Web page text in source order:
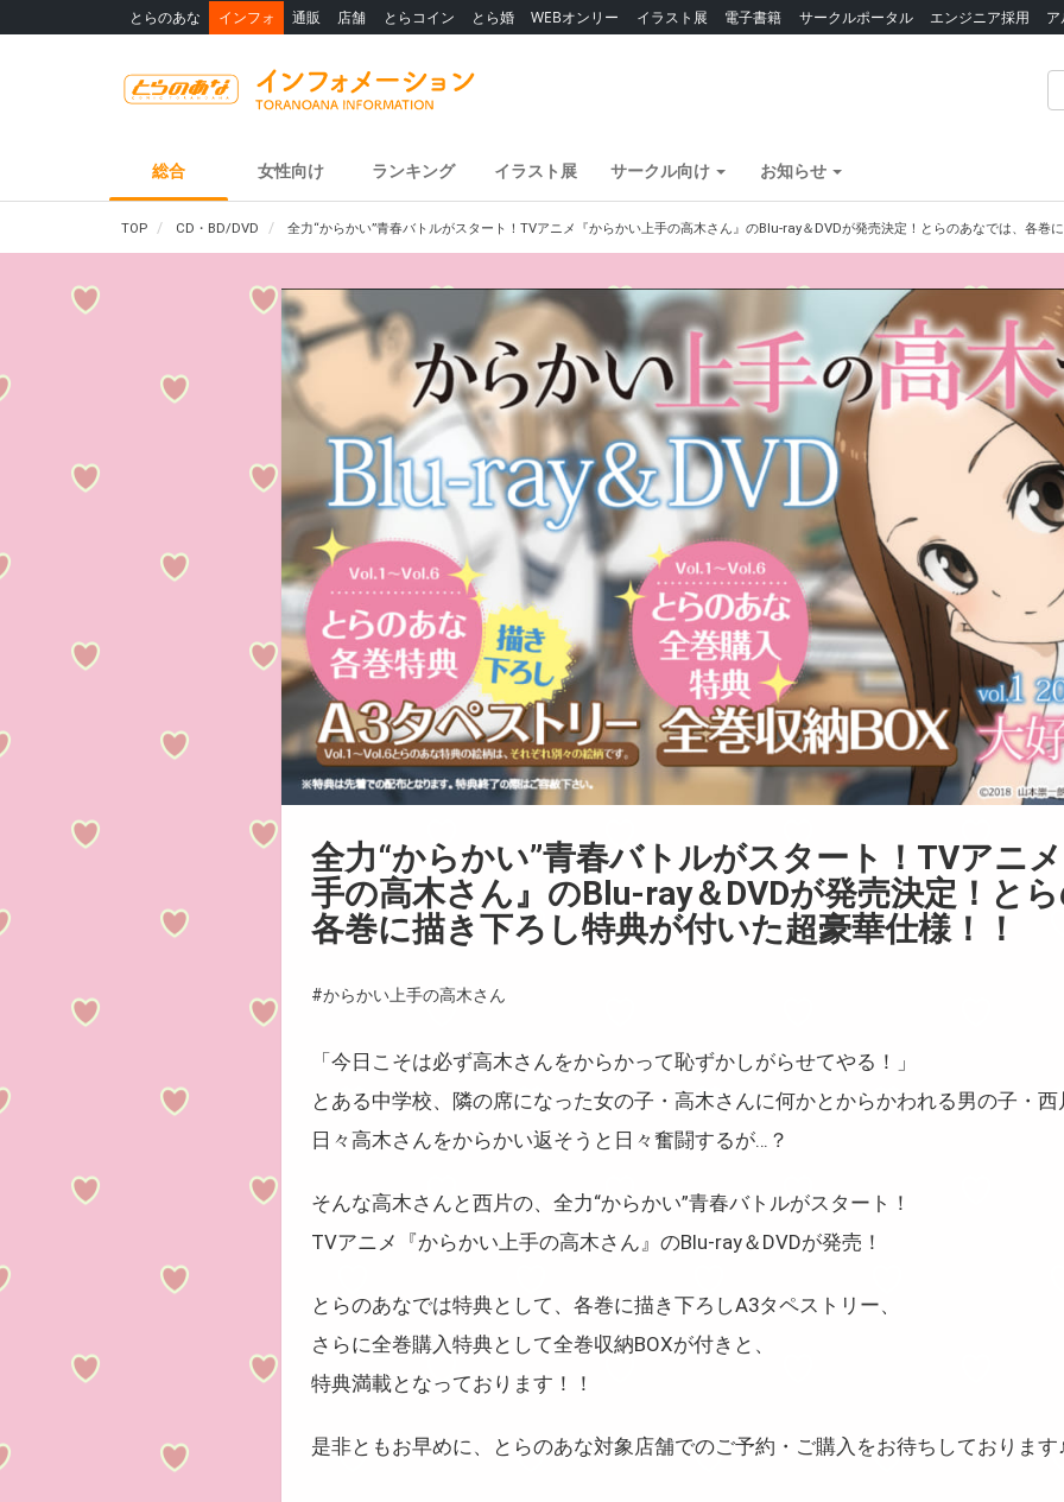
とらのあな インフォ 通販 店舗 とらコイン とら婚 WEBオンリー イラスト展 電子書籍 サークルポータル エンジニア採用
総合 女性向け ランキング イラスト展 サークル向け お知らせ
TOP CD・BD/DVD 全力“からかい”青春バトルがスタート！TVアニメ『からかい上手の高木さん』のBlu-ray＆DVDが発売決定！とらのあなでは、各巻
全力“からかい”青春バトルがスタート！TVアニ
手の高木さん』のBlu-ray＆DVDが発売決定！と
各巻に描き下ろし特典が付いた超豪華仕様！！
#からかい上手の高木さん
「今日こそは必ず高木さんをからかって恥ずかしがらせてやる！」
とある中学校、隣の席になった女の子・高木さんに何かとからかわれる男の子・西
日々高木さんをからかい返そうと日々奮闘するが…？
そんな高木さんと西片の、全力“からかい”青春バトルがスタート！
TVアニメ『からかい上手の高木さん』のBlu-ray＆DVDが発売！
とらのあなでは特典として、各巻に描き下ろしA3タペストリー、
さらに全巻購入特典として全巻収納BOXが付きと、
特典満載となっております！！
是非ともお早めに、とらのあな対象店舗でのご予約・ご購入をお待ちしております